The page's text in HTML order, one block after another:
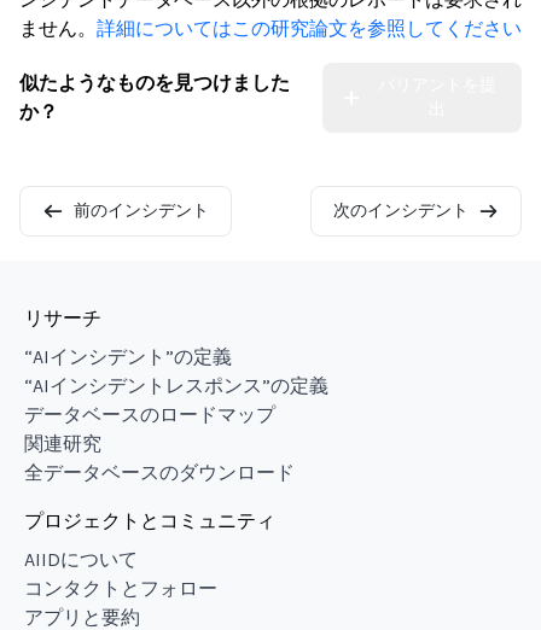
ません。 詳細についてはこの研究論文を参照してください
似たようなものを見つけました
か？
前のインシデント 次のインシデント
リサーチ
“AIインシデント”の定義
“AIインシデントレスポンス”の定義
データベースのロードマップ
関連研究
全データベースのダウンロード
プロジェクトとコミュニティ
AIIDについて
コンタクトとフォロー
アプリと要約